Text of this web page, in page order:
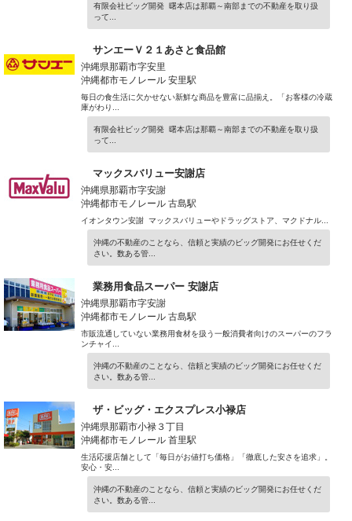
有限会社ビッグ開発 曙本店は那覇～南部までの不動産を取り扱
って...
サンエーＶ２１あさと食品館
沖縄県那覇市字安里
沖縄都市モノレール 安里駅
毎日の食生活に欠かせない新鮮な商品を豊富に品揃え。「お客様の冷蔵
庫がわり...
有限会社ビッグ開発 曙本店は那覇～南部までの不動産を取り扱
って...
マックスバリュー安謝店
沖縄県那覇市字安謝
沖縄都市モノレール 古島駅
イオンタウン安謝 マックスバリューやドラッグストア、マクドナル...
沖縄の不動産のことなら、信頼と実績のビッグ開発にお任せくだ
さい。数ある管...
業務用食品スーパー 安謝店
沖縄県那覇市字安謝
沖縄都市モノレール 古島駅
市販流通していない業務用食材を扱う一般消費者向けのスーパーのフラ
ンチャイ...
沖縄の不動産のことなら、信頼と実績のビッグ開発にお任せくだ
さい。数ある管...
ザ・ビッグ・エクスプレス小禄店
沖縄県那覇市小禄３丁目
沖縄都市モノレール 首里駅
生活応援店舗として「毎日がお値打ち価格」「徹底した安さを追求」。
安心・安...
沖縄の不動産のことなら、信頼と実績のビッグ開発にお任せくだ
さい。数ある管...